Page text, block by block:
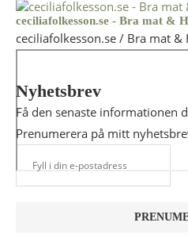
ceciliafolkesson.se - Bra mat &
ceciliafolkesson.se / Bra mat &
Nyhetsbrev
Få den senaste informationen
Prenumerera på mitt